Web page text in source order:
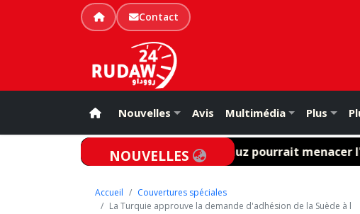
Contact
Nouvelles Avis Multimédia Plus
NOUVELLES
Un accord Iran-Oman sur Ormuz pourrait menacer
Accueil
Couvertures spéciales
La Turquie approuve la demande d'adhésion de la Suède à l